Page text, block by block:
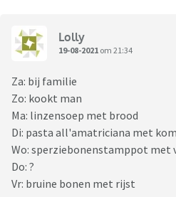
Lolly
19-08-2021 om 21:34
Za: bij familie
Zo: kookt man
Ma: linzensoep met brood
Di: pasta all'amatriciana met
Wo: sperziebonenstamppot met
Do: ?
Vr: bruine bonen met rijst